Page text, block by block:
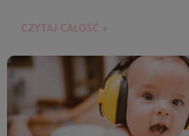
CZYTAJ CAŁOŚĆ »